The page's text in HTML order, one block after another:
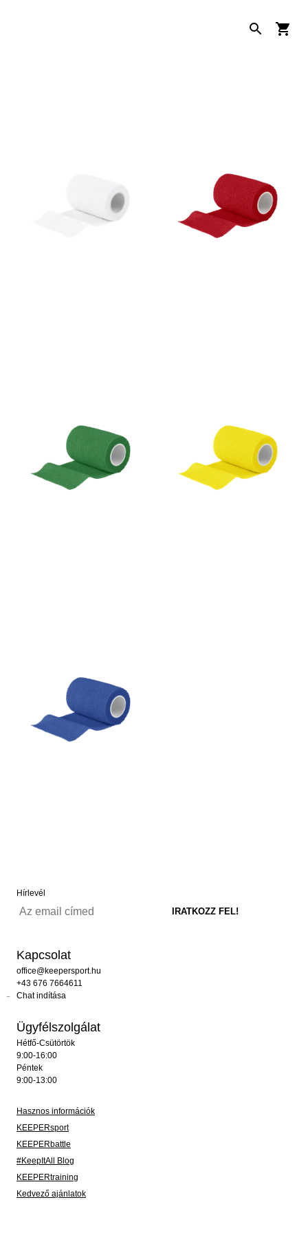
Hírlevél
Kapcsolat
office@keepersport.hu
+43 676 7664611
Chat indítása
Ügyfélszolgálat
Hétfő-Csütörtök
9:00-16:00
Péntek
9:00-13:00
Hasznos információk
KEEPERsport
KEEPERbattle
#KeepItAll Blog
KEEPERtraining
Kedvező ajánlatok